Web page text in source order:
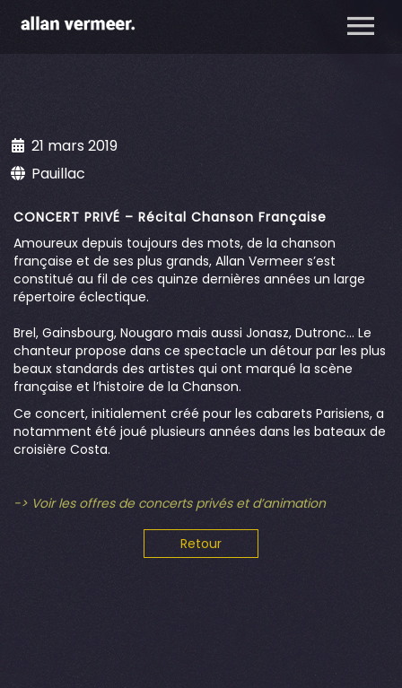
21 mars 2019
Pauillac
CONCERT PRIVÉ – Récital Chanson Française
Amoureux depuis toujours des mots, de la chanson
française et de ses plus grands, Allan Vermeer s’est
constitué au fil de ces quinze dernières années un large
répertoire éclectique.
Brel, Gainsbourg, Nougaro mais aussi Jonasz, Dutronc… Le
chanteur propose dans ce spectacle un détour par les plus
beaux standards des artistes qui ont marqué la scène
française et l’histoire de la Chanson.
Ce concert, initialement créé pour les cabarets Parisiens, a
notamment été joué plusieurs années dans les bateaux de
croisière Costa.
-> Voir les offres de concerts privés et d’animation
Retour